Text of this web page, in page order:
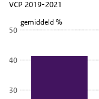
Bekijk als data tabel.
De grafiek heeft 1 Y-
gemiddeld %
VCP 2019-2021
30
40
50